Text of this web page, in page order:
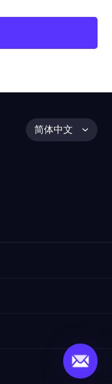
简体中文